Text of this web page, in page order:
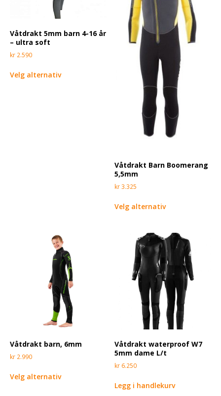
Våtdrakt 5mm barn 4-16 år
– ultra soft
kr 2.590
Velg alternativ
Våtdrakt Barn Boomerang
5,5mm
kr3.325
Velg alternativ
Våtdrakt barn, 6mm
kr 2.990
Velg alternativ
Våtdrakt waterproof W7
5mm dame L/t
kr 6.250
Legg i handlekurv